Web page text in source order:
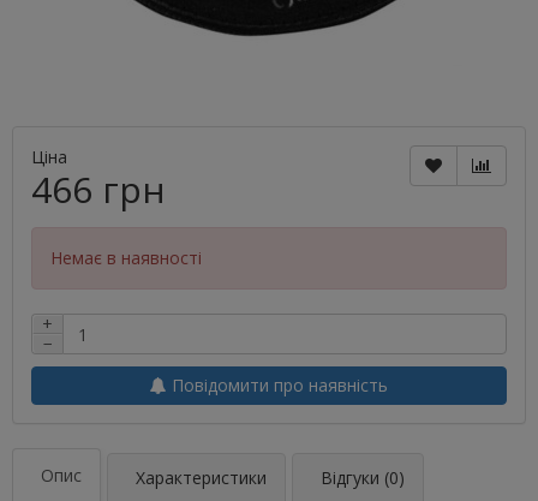
Ціна
466 грн
Немає в наявності
+
−
Повідомити про наявність
Опис Характеристики Відгуки (0)